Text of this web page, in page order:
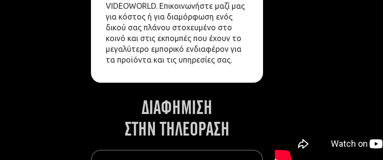
VIDEOWORLD. Επικοινωνήστε μαζί μας
για κόστος ή για διαμόρφωση ενός
δικού σας πλάνου στοχευμένο στο
κοινό και στις εκπομπές που έχουν το
μεγαλύτερο εμπορικό ενδιαφέρον για
τα προϊόντα και τις υπηρεσίες σας.
ΔΙΑΦΗΜΙΣΗ
ΣΤΗΝ ΤΗΛΕΟΡΑΣΗ